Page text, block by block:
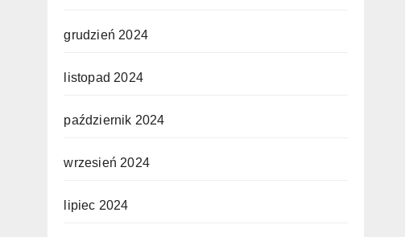
grudzień 2024
listopad 2024
październik 2024
wrzesień 2024
lipiec 2024